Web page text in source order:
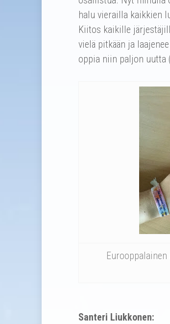
halu vierailla kaikkien
Kiitos kaikille
vielä pitkään ja
oppia niin paljon uutta
Santeri Liukkonen: